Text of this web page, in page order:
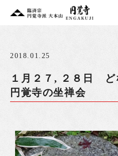
2018.01.25
１月２７, ２８日 ど
円覚寺の坐禅会